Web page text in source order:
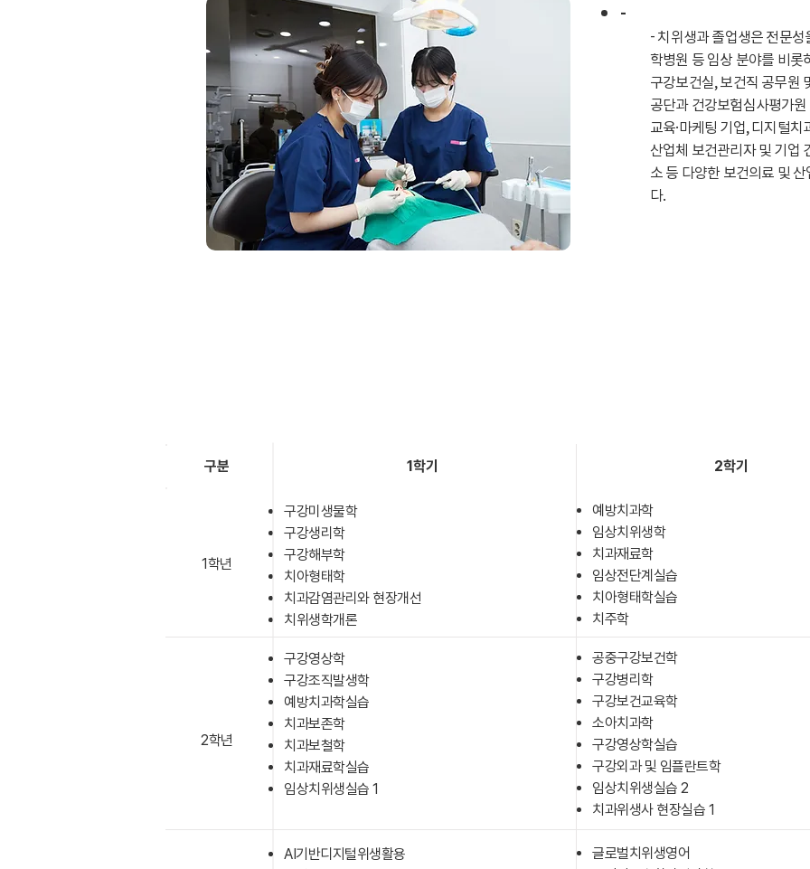
-
- 치위생과 졸업생은 전문성
학병원 등 임상 분야를 비
구강보건실, 보건직 공무원
공단과 건강보험심사평가원
교육·마케팅 기업, 디지털
산업체 보건관리자 및 기업
소 등 다양한 보건의료 및
다.
구분 1학기 2학기
구강미생물학
구강생리학
구강해부학
치아형태학
치과감염관리와 현장개선
​치위생학개론
예방치과학
임상치위생학
치과재료학
임상전단계실습
치아형태학실습
​치주학
1학년
2학년
구강영상학
구강조직발생학
예방치과학실습
치과보존학
치과보철학
치과재료학실습
​임상치위생실습 1
공중구강보건학
구강병리학
구강보건교육학
소아치과학
구강영상학실습
구강외과 및 임플란트학
임상치위생실습 2
​치과위생사 현장실습 1
글로벌치위생영어
AI기반디지털위생활용